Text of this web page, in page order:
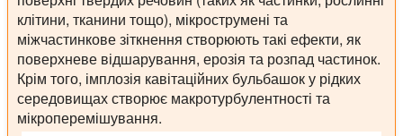
клітини, тканини тощо), мікрострумені та
міжчастинкове зіткнення створюють такі ефекти, як
поверхневе відшарування, ерозія та розпад частинок.
Крім того, імплозія кавітаційних бульбашок у рідких
середовищах створює макротурбулентності та
мікроперемішування.